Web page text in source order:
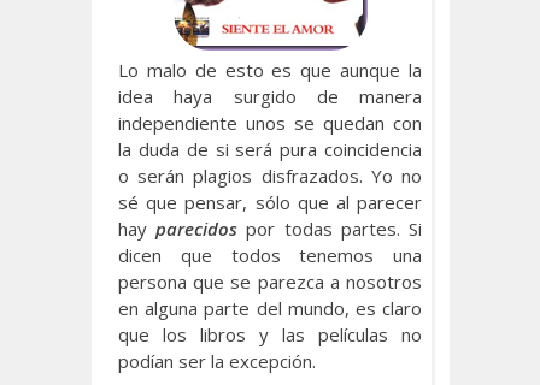
Lo malo de esto es que aunque la
idea haya surgido de manera
independiente unos se quedan con
la duda de si será pura coincidencia
o serán plagios disfrazados. Yo no
sé que pensar, sólo que al parecer
hayparecidos por todas partes. Si
dicen que todos tenemos una
persona que se parezca a nosotros
en alguna parte del mundo, es claro
que los libros y las películas no
podían ser la excepción.